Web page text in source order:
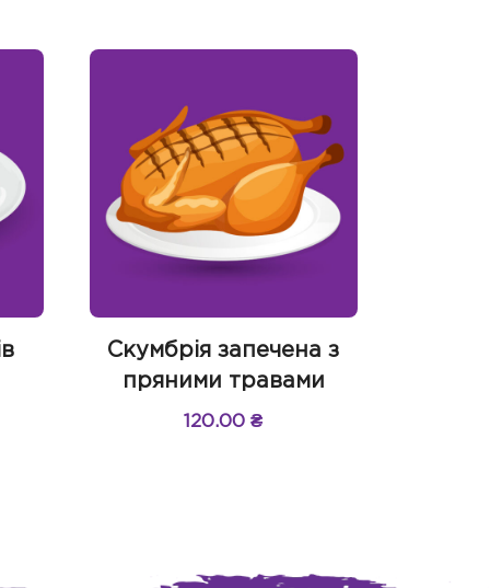
Скумбрія запечена з
пряними травами
120.00₴